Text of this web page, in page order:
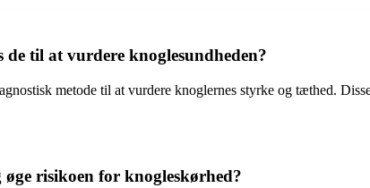
til at vurdere knoglesundheden?
metode til at vurdere knoglernes styrke og tæthed.
risikoen for knogleskørhed?